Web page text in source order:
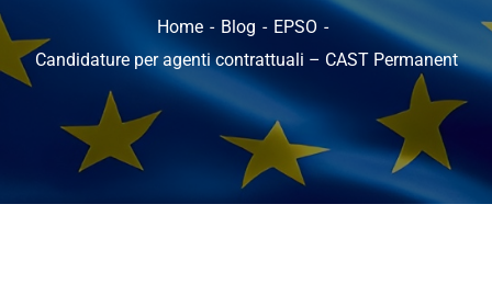
Home Blog
EPSO
Candidature per agenti contrattuali – CAST Permanent